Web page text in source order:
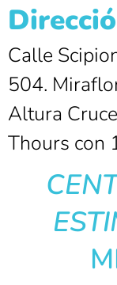
Calle
504.
Altura
Thours con